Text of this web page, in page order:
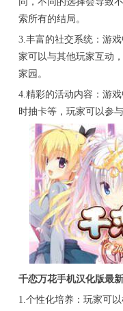
索所有的结局。
3.丰富的社交系统：游
家可以与其他玩家互动
家园。
4.精彩的活动内容：游
时抽卡等，玩家可以参
千恋万花手机汉化版最
1.个性化培养：玩家可